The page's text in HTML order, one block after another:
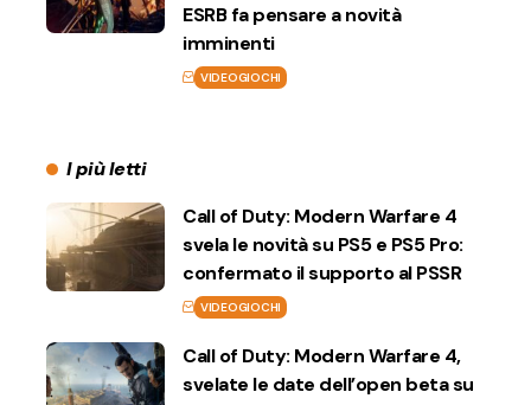
ESRB fa pensare a novità
imminenti
VIDEOGIOCHI
I più letti
Call of Duty: Modern Warfare 4
svela le novità su PS5 e PS5 Pro:
confermato il supporto al PSSR
VIDEOGIOCHI
Call of Duty: Modern Warfare 4,
svelate le date dell’open beta su